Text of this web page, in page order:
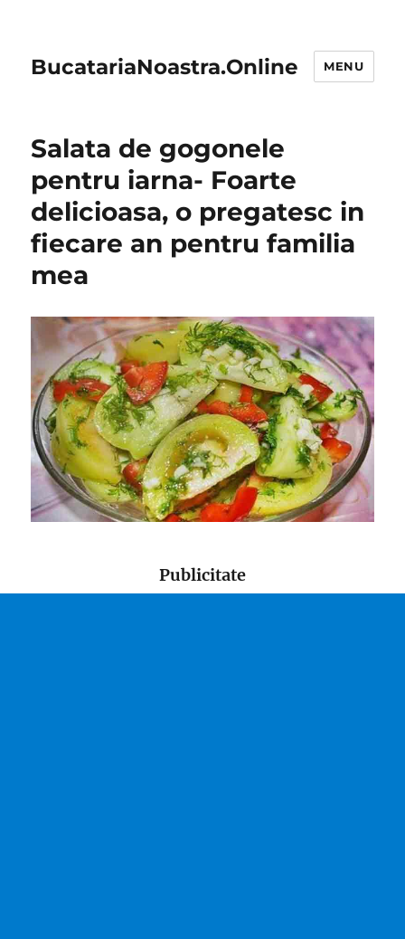
BucatariaNoastra.Online MENU
Salata de gogonele
pentru iarna- Foarte
delicioasa, o pregatesc in
fiecare an pentru familia
mea
Publicitate